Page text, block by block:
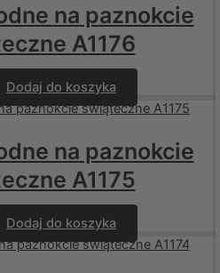
na paznokcie
A1176
Dodaj do koszyka
na paznokcie
A1175
Dodaj do koszyka